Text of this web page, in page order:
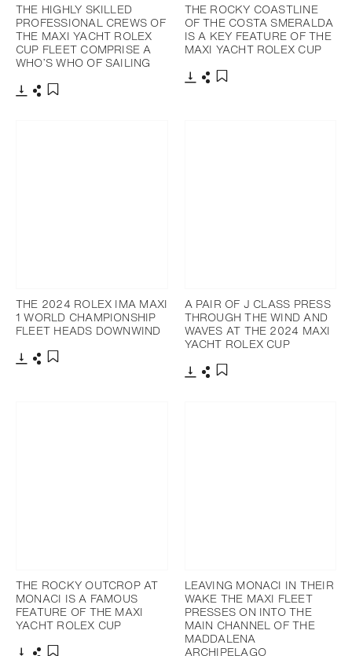
THE HIGHLY SKILLED
PROFESSIONAL CREWS OF
THE MAXI YACHT ROLEX
CUP FLEET COMPRISE A
WHO’S WHO OF SAILING
THE ROCKY COASTLINE
OF THE COSTA SMERALDA
IS A KEY FEATURE OF THE
MAXI YACHT ROLEX CUP
THE 2024 ROLEX IMA MAXI
1 WORLD CHAMPIONSHIP
FLEET HEADS DOWNWIND
A PAIR OF J CLASS PRESS
THROUGH THE WIND AND
WAVES AT THE 2024 MAXI
YACHT ROLEX CUP
THE ROCKY OUTCROP AT
MONACI IS A FAMOUS
FEATURE OF THE MAXI
YACHT ROLEX CUP
LEAVING MONACI IN THEIR
WAKE THE MAXI FLEET
PRESSES ON INTO THE
MAIN CHANNEL OF THE
MADDALENA
ARCHIPELAGO